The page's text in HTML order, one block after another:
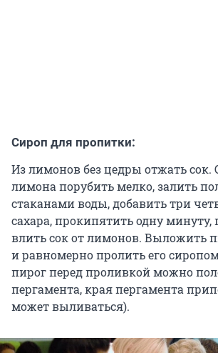
Сироп для пропитки:
Из лимонов без цедры отжать сок.
лимона порубить мелко, залить
стаканами воды, добавить три
сахара, прокипятить одну минуту,
влить сок от лимонов. Выложить
и равномерно пролить его
пирог перед проливкой можно
пергамента, края пергамента
может выливаться).